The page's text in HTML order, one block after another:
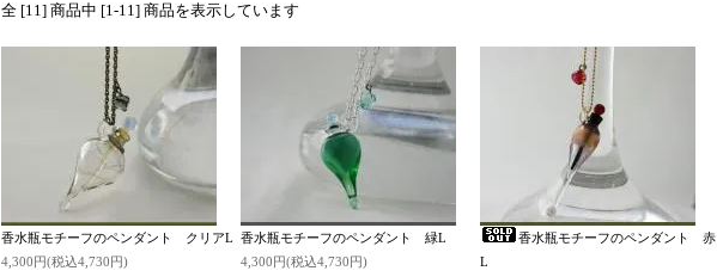
全 [11] 商品中 [1-11] 商品を表示しています
香水瓶モチーフのペンダント クリアL
4,300円(税込4,730円)
香水瓶モチーフのペンダント 緑L
4,300円(税込4,730円)
香水瓶モチーフのペンダント 赤
L